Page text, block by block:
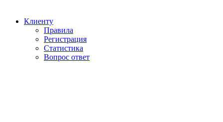
Клиенту
Правила
Регистрация
Статистика
Вопрос ответ